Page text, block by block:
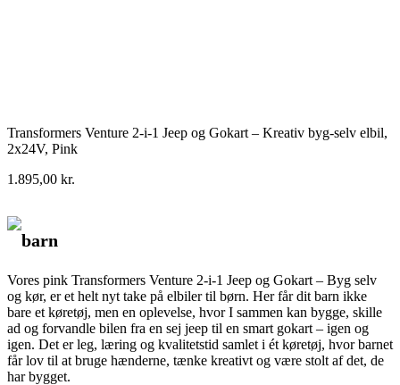
Transformers Venture 2-i-1 Jeep og Gokart – Kreativ byg-selv elbil,
2x24V, Pink
1.895,00 kr.
barn
Vores pink Transformers Venture 2-i-1 Jeep og Gokart – Byg selv
og kør, er et helt nyt take på elbiler til børn. Her får dit barn ikke
bare et køretøj, men en oplevelse, hvor I sammen kan bygge, skille
ad og forvandle bilen fra en sej jeep til en smart gokart – igen og
igen. Det er leg, læring og kvalitetstid samlet i ét køretøj, hvor barnet
får lov til at bruge hænderne, tænke kreativt og være stolt af det, de
har bygget.